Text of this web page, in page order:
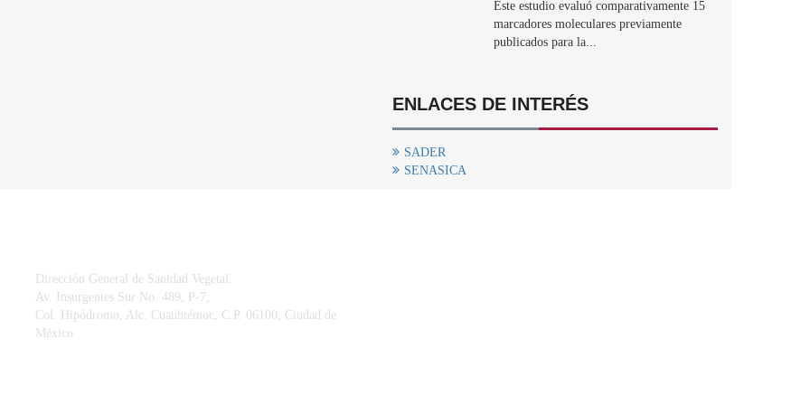
Este estudio evaluó comparativamente 15
marcadores moleculares previamente
publicados para la...
ENLACES DE INTERÉS
SADER
SENASICA
Dirección General de Sanidad Vegetal.
Av. Insurgentes Sur No. 489, P-7,
Col. Hipódromo, Alc. Cuauhtémoc, C.P. 06100, Ciudad de
México